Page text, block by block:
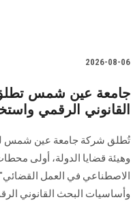
2026-08-06
جامعة عين شمس تطلق
القانوني الرقمي
تُطلق شركة جامعة عين شمس
وهيئة قضايا الدولة، أولى
الاصطناعي في العمل القضائي"،
وأساسيات البحث القانوني